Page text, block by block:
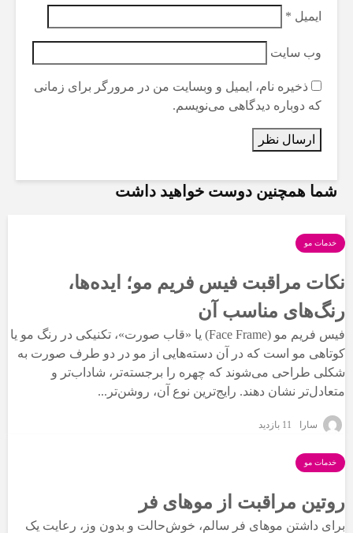
ایمیل *
وب‌ سایت
ذخیره نام، ایمیل و وبسایت من در مرورگر برای زمانی
که دوباره دیدگاهی می‌نویسم.
شما همچنین دوست خواهید داشت
خدمات مو
نکات مراقبت فیس فریم مو؛ ایده‌ها،
رنگ‌های مناسب آن
فیس فریم مو (Face Frame) یا «قاب صورت»، تکنیکی در رنگ مو یا
کوتاهی مو است که در آن دسته‌هایی از مو در دو طرف صورت به
شکلی طراحی می‌شوند که چهره را برجسته‌تر، شاداب‌تر و
متعادل‌تر نشان دهند. رایج‌ترین نوع آن، روشن‌تر...
سارا 11 بازدید
خدمات مو
روتین مراقبت از موهای فر
برای داشتن موهای فر سالم، خوش‌حالت و بدون وز، رعایت یک